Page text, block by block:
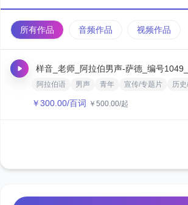
所有作品 音频作品 视频作品
样音_老师_阿拉伯男声-萨德_编号
阿拉伯语 男声 青年 宣传/专题片 历
￥300.00/百词 ￥ 500.00/起